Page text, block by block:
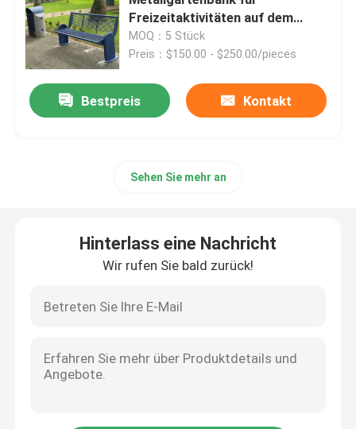
Außenbänke aus recyceltem Kunststoff
Picknicktische im Freien
Außenmülltonnen
Freizeitaktivitäten auf dem
Straßenplatz
MOQ：5 Stück
Preis：$150.00 - $250.00/pieces
Bestpreis Kontakt
Sehen Sie mehr an
Hinterlass eine Nachricht
Wir rufen Sie bald zurück!